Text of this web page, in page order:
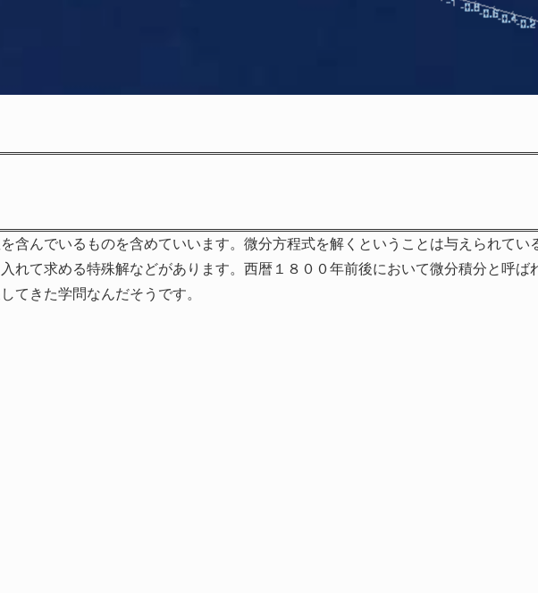
含んでいるものを含めていいます。微分方程式を解くということは与えられてい
れて求める特殊解などがあります。西暦１８００年前後において微分積分と呼
てきた学問なんだそうです。